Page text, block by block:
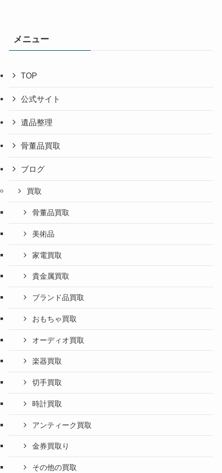
メニュー
TOP
公式サイト
遺品整理
骨董品買取
ブログ
買取
骨董品買取
美術品
家電買取
貴金属買取
ブランド品買取
おもちゃ買取
オーディオ買取
楽器買取
切手買取
時計買取
アンティーク買取
金券買取り
その他の買取